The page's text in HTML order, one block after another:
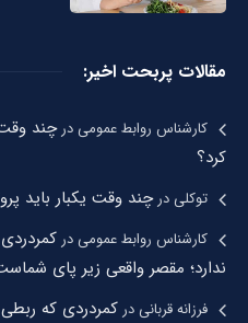
مقالات پربحت اخیر:
کارشناس روابط عمومیدرچند وقت
کرد؟
توکلیدرچند وقت یکبار باید
کارشناس روابط عمومیدر
ندارد؛ مقصر واقعی زیر پای
فرزانه قربانیدر کمردردی که